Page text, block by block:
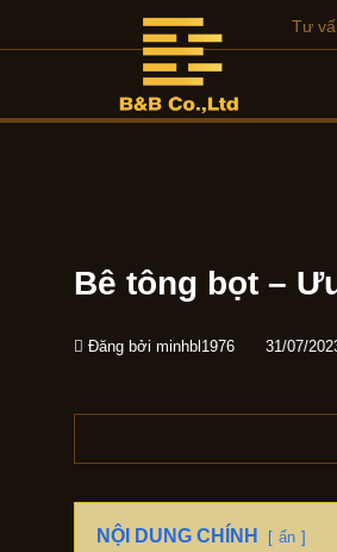
Tư
Bê tông bọt –
Đăng bởi minhbl1976 31/07/
NỘI DUNG CHÍNH ẩn